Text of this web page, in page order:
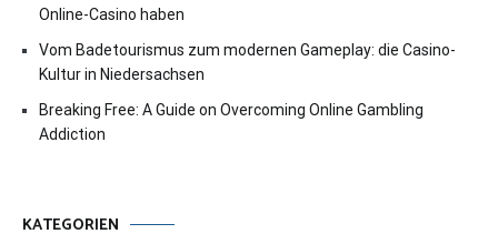
Online-Casino haben
Vom Badetourismus zum modernen Gameplay: die Casino-
Kultur in Niedersachsen
Breaking Free: A Guide on Overcoming Online Gambling
Addiction
KATEGORIEN